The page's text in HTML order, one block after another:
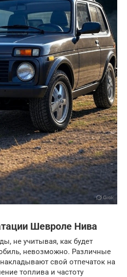
Шевроле Нива
не учитывая, как будет
невозможно. Различные
накладывают свой отпечаток на
топлива и частоту